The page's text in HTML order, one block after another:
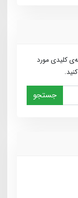
کلیدی مورد
جستجو